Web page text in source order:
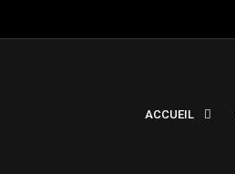
ACCUEIL